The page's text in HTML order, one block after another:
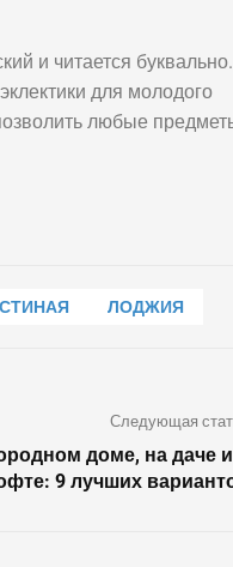
и читается буквально.
для молодого
любые
ЛОДЖИЯ
Следующая
доме, на даче
9 лучших
сиянием